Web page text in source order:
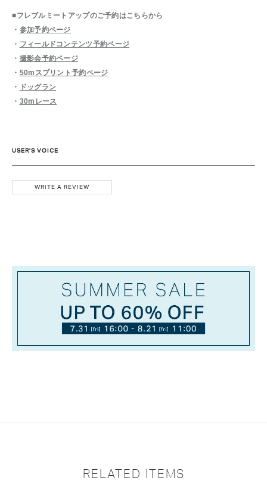
■フレブルミートアップのご予約はこちらから
・ 参加予約ページ
・ フィールドコンテンツ予約ページ
・ 撮影会予約ページ
・ 50mスプリント予約ページ
・
ドッグラン
・ 30mレース
USER'S VOICE
WRITE A REVIEW
RELATED ITEMS